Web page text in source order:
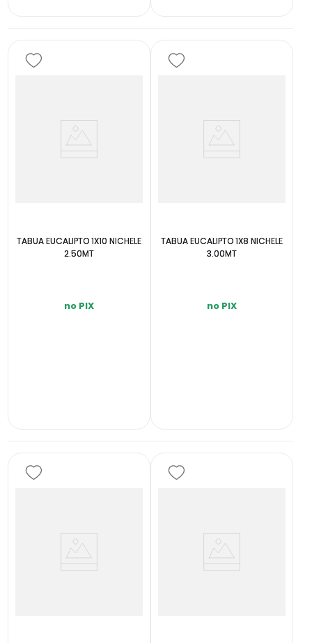
TABUA EUCALIPTO 1X10 NICHELE
2.50MT
no PIX
TABUA EUCALIPTO 1X8 NICHELE
3.00MT
no PIX